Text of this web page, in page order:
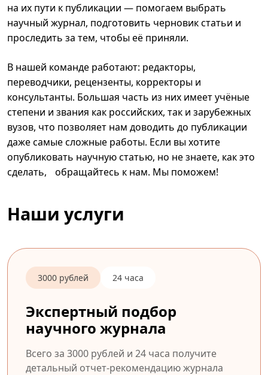
на их пути к публикации — помогаем выбрать
научный журнал, подготовить черновик статьи и
проследить за тем, чтобы её приняли.
В нашей команде работают: редакторы,
переводчики, рецензенты, корректоры и
консультанты. Большая часть из них имеет учёные
степени и звания как российских, так и зарубежных
вузов, что позволяет нам доводить до публикации
даже самые сложные работы. Если вы хотите
опубликовать научную статью, но не знаете, как это
сделать, обращайтесь к нам. Мы поможем!
Наши услуги
3000 рублей 24 часа
Экспертный подбор
научного журнала
Всего за 3000 рублей и 24 часа получите
детальный отчет-рекомендацию журнала